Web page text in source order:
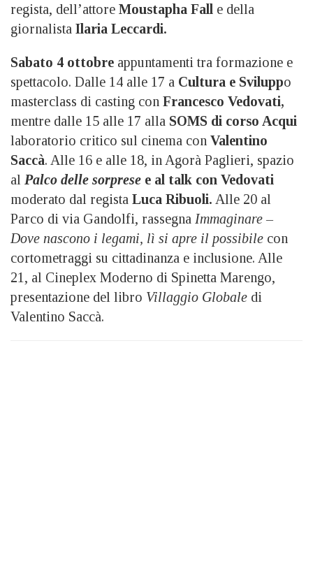
regista, dell’attore Moustapha Fall e della
giornalista Ilaria Leccardi.
Sabato 4 ottobre appuntamenti tra formazione e
spettacolo. Dalle 14 alle 17 a Cultura e Sviluppo
masterclass di casting con Francesco Vedovati,
mentre dalle 15 alle 17 alla SOMS di corso Acqui
laboratorio critico sul cinema con Valentino
Saccà. Alle 16 e alle 18, in Agorà Paglieri, spazio
al Palco delle sorprese e al talk con Vedovati
moderato dal regista Luca Ribuoli. Alle 20 al
Parco di via Gandolfi, rassegna Immaginare –
Dove nascono i legami, lì si apre il possibile con
cortometraggi su cittadinanza e inclusione. Alle
21, al Cineplex Moderno di Spinetta Marengo,
presentazione del libro Villaggio Globale di
Valentino Saccà.